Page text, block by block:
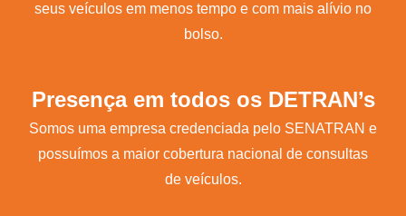
seus veículos em menos tempo e com mais alívio no
bolso.
Presença em todos os DETRAN’s
Somos uma empresa credenciada pelo SENATRAN e
possuímos a maior cobertura nacional de consultas
de veículos.